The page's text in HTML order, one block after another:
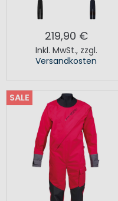
219,90 €
Inkl. MwSt., zzgl.
Versandkosten
SALE